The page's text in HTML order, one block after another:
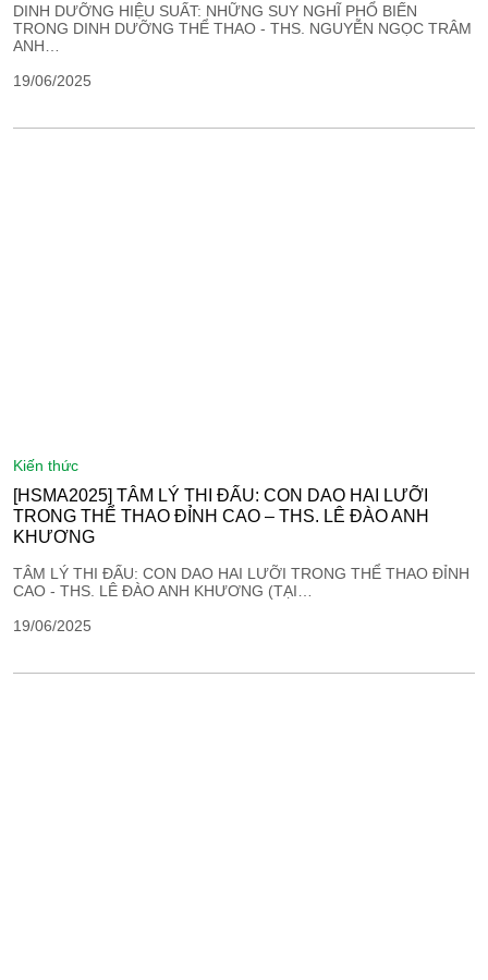
DINH DƯỠNG HIỆU SUẤT: NHỮNG SUY NGHĨ PHỔ BIẾN
TRONG DINH DƯỠNG THỂ THAO - THS. NGUYỄN NGỌC TRÂM
ANH…
19/06/2025
kiến thức
[HSMA2025] TÂM LÝ THI ĐẤU: CON DAO HAI LƯỠI
TRONG THỂ THAO ĐỈNH CAO – THS. LÊ ĐÀO ANH
KHƯƠNG
TÂM LÝ THI ĐẤU: CON DAO HAI LƯỠI TRONG THỂ THAO ĐỈNH
CAO - THS. LÊ ĐÀO ANH KHƯƠNG (TẠI…
19/06/2025